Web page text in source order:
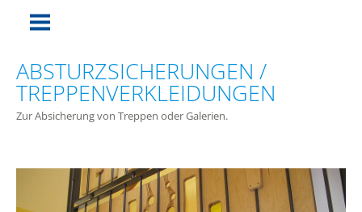
ABSTURZSICHERUNGEN /
TREPPENVERKLEIDUNGEN
Zur Absicherung von Treppen oder Galerien.